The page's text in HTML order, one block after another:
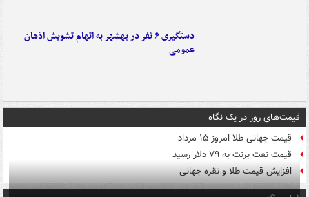
دستگیری ۶ نفر در بهشهر به اتهام تشویش اذهان
عمومی
قیمت‌های روز در یک نگاه
قیمت جهانی طلا امروز ۱۵ مرداد
قیمت نفت برنت به ۷۹ دلار رسید
افزایش قیمت طلا و نقره جهانی